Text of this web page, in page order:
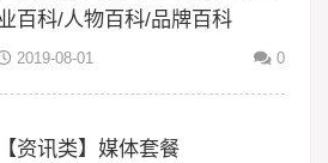
百科/人物百科/品牌百科
2019-08-01 0
【资讯类】媒体套餐